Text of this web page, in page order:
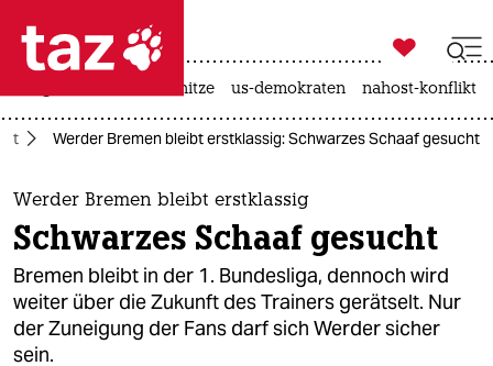
 taz zahl ich
taz zahl ich
themen
politik
öko
gesellschaft

taz zahl ich
hitze us-demokraten nahost-konflikt
Werder Bremen bleibt erstklassig: Schwarzes Schaaf gesucht
Werder Bremen bleibt erstklassig
Schwarzes Schaaf gesucht
Bremen bleibt in der 1. Bundesliga, dennoch wird
weiter über die Zukunft des Trainers gerätselt. Nur
der Zuneigung der Fans darf sich Werder sicher
sein.